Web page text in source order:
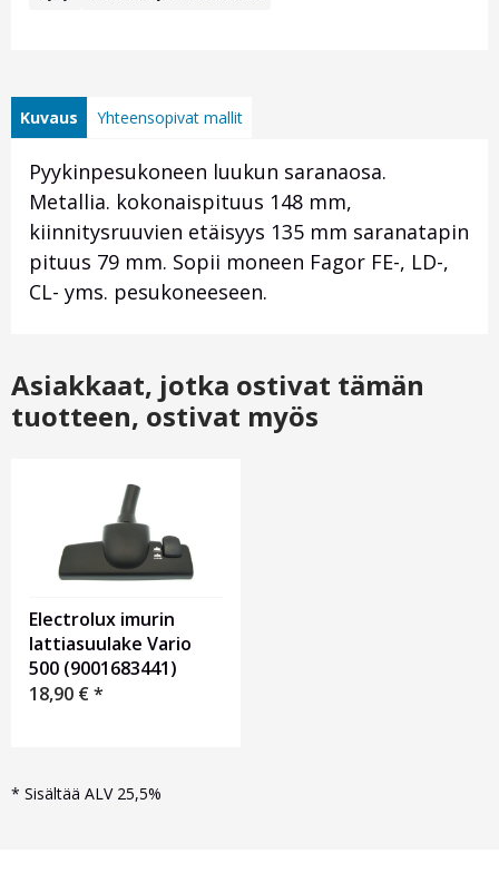
Kuvaus Yhteensopivat mallit
Pyykinpesukoneen luukun saranaosa.
Metallia. kokonaispituus 148 mm,
kiinnitysruuvien etäisyys 135 mm saranatapin
pituus 79 mm. Sopii moneen Fagor FE-, LD-,
CL- yms. pesukoneeseen.
Asiakkaat, jotka ostivat tämän
tuotteen, ostivat myös
Electrolux imurin
lattiasuulake Vario
500 (9001683441)
18,90 €*
* Sisältää ALV 25,5%